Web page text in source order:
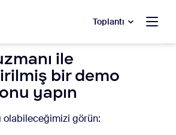
Toplantı
ile
bir demo
yapın
olabileceğimizi görün: